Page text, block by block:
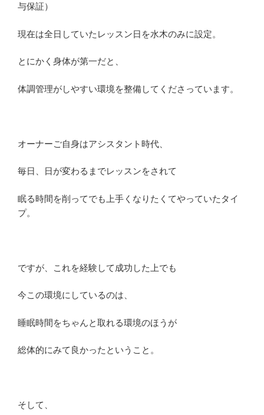
与保証）
現在は全日していたレッスン日を水木のみに設定。
とにかく身体が第一だと、
体調管理がしやすい環境を整備してくださっています。
オーナーご自身はアシスタント時代、
毎日、日が変わるまでレッスンをされて
眠る時間を削ってでも上手くなりたくてやっていたタイ
プ。
ですが、これを経験して成功した上でも
今この環境にしているのは、
睡眠時間をちゃんと取れる環境のほうが
総体的にみて良かったということ。
そして、